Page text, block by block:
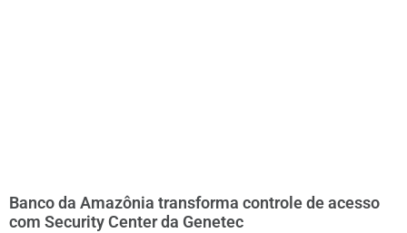
Banco da Amazônia transforma controle de acesso
com Security Center da Genetec